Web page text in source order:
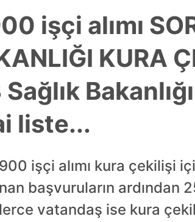
işçi alımı
KURA
liste...
işçi alımı kura çekilişi
başvuruların ardından
vatandaş ise kura